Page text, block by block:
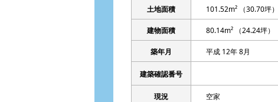
土地面積 101.52m² （30.70坪）
建物面積 80.14m² （24.24坪）
築年月 平成 12年 8月
建築確認番号
現況 空家